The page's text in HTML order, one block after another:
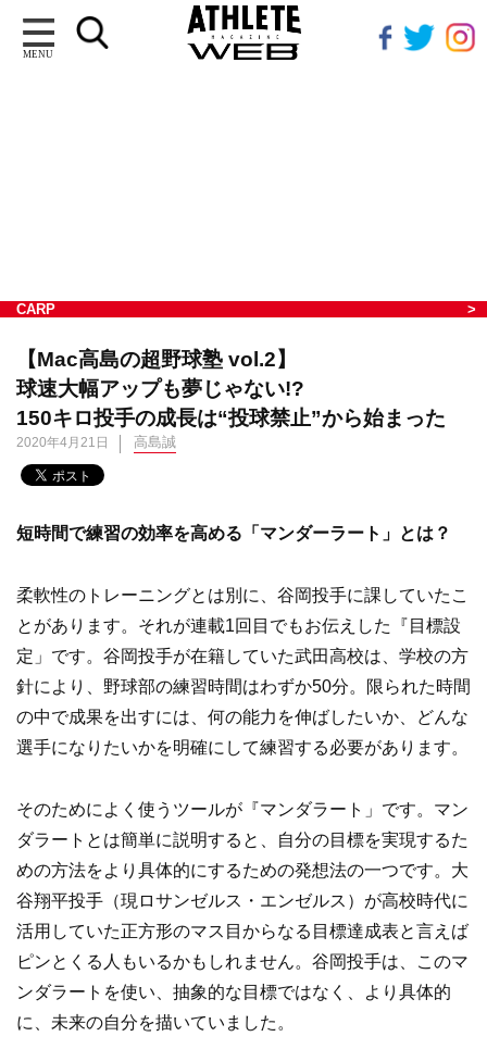
MENU
CARP
【Mac高島の超野球塾 vol.2】
球速大幅アップも夢じゃない!?
150キロ投手の成長は“投球禁止”から始まった
2020年4月21日 高島誠
短時間で練習の効率を高める「マンダーラート」とは？
柔軟性のトレーニングとは別に、谷岡投手に課していたこ
とがあります。それが連載1回目でもお伝えした『目標設
定」です。谷岡投手が在籍していた武田高校は、学校の方
針により、野球部の練習時間はわずか50分。限られた時間
の中で成果を出すには、何の能力を伸ばしたいか、どんな
選手になりたいかを明確にして練習する必要があります。
そのためによく使うツールが『マンダラート」です。マン
ダラートとは簡単に説明すると、自分の目標を実現するた
めの方法をより具体的にするための発想法の一つです。大
谷翔平投手（現ロサンゼルス・エンゼルス）が高校時代に
活用していた正方形のマス目からなる目標達成表と言えば
ピンとくる人もいるかもしれません。谷岡投手は、このマ
ンダラートを使い、抽象的な目標ではなく、より具体的
に、未来の自分を描いていました。